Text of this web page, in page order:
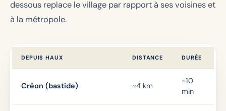
dessous replace le village par rapport à ses voisines et
à la métropole.
DEPUIS HAUX DISTANCE DURÉE
Créon (bastide) ~4 km
~10
min